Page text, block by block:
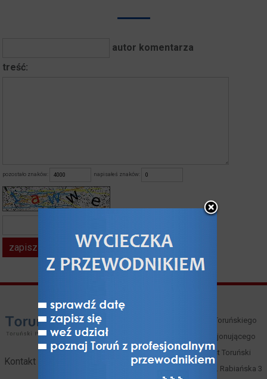
autor komentarza
treść:
pozostało znaków: napisałeś znaków:
Kontakt
Właścicielem i operatorem Toruńskiego
Portalu Turystycznego funkcjonującego
pod domeną toruntour.pl jest Toruński
Serwis Turystyczny, Toruń, ul. Rabiańska 3